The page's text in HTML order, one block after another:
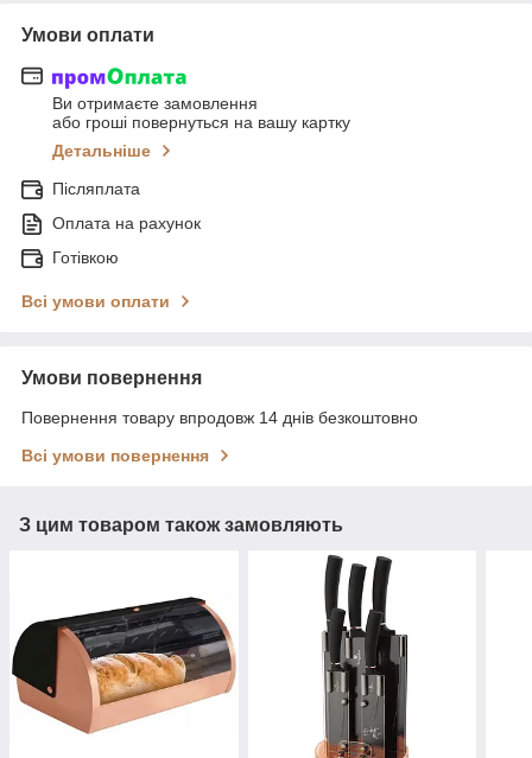
Умови оплати
Ви отримаєте замовлення
або гроші повернуться на вашу картку
Детальніше
Післяплата
Оплата на рахунок
Готівкою
Всі умови оплати
Умови повернення
Повернення товару впродовж 14 днів безкоштовно
Всі умови повернення
З цим товаром також замовляють